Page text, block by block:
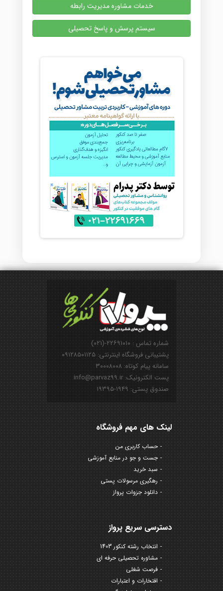
خدمات مشاوره مدیریت رابطه
سیستم پرسش و پاسخ تحصیلی
شماره تماس : ۲۲۶۹۱۰۱۰-(۰۲۱)
پشتیبانی فروشگاه اینترنتی: ۰۹۱۲۸۵۰۱۱۲۵
سامانه پیام کوتاه: ۳۰۰۰۸۰۰۸
پست الکترونیک: info@parvaz99.ir
صندوق پستی: ۱۹۴۹-۱۹۳۹۵
لینک های مهم فروشگاه
حساب کاربری من
جست و جو در منابع آموزشی
سبد خرید
رهگیری مرسولات پستی
دانلود جزوات پرواز
دسترسی سریع پرواز
انتخاب رشته کنکور 1403
مشاوره تحصیلی حرفه ای
فرصت شغلی
افتخارات و اعتبارات